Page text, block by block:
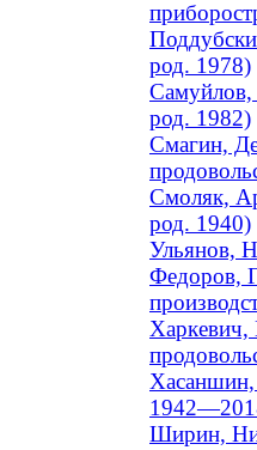
род. 1978)
Самуйлов,
род. 1982)
Смагин,
Смоляк,
род. 1940)
Ульянов,
Федоров,
Харкевич,
Хасаншин,
Ширин,